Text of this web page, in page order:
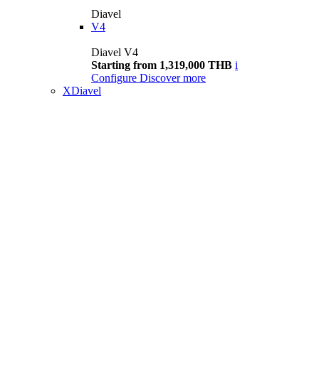
Diavel
V4
Diavel V4
Starting from 1,319,000 THB i
Configure Discover more
XDiavel